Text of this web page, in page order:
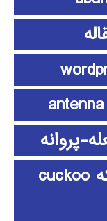
پروانه
الگوریتم جستجوی فاخته cuckoo